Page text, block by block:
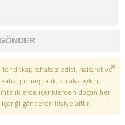
rahatsız edici, hakaret ve
pornografik, ahlaka aykırı,
içeriklerden doğan her
gönderen kişiye aittir.